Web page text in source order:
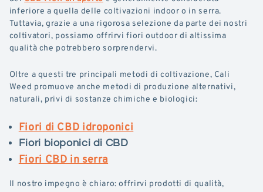
inferiore a quella delle coltivazioni indoor o in serra.
Tuttavia, grazie a una rigorosa selezione da parte dei nostri
coltivatori, possiamo offrirvi fiori outdoor di altissima
qualità che potrebbero sorprendervi.
Oltre a questi tre principali metodi di coltivazione, Cali
Weed promuove anche metodi di produzione alternativi,
naturali, privi di sostanze chimiche e biologici:
Fiori di CBD idroponici
Fiori bioponici di CBD
Fiori CBD in serra
Il nostro impegno è chiaro: offrirvi prodotti di qualità,